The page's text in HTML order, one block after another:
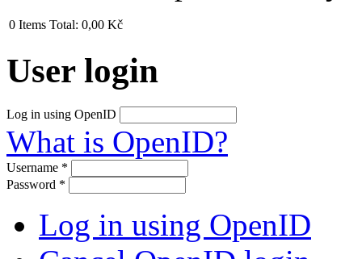
0 Items Total: 0,00 Kč
User login
Log in using OpenID
What is OpenID?
Username *
Password *
Log in using OpenID